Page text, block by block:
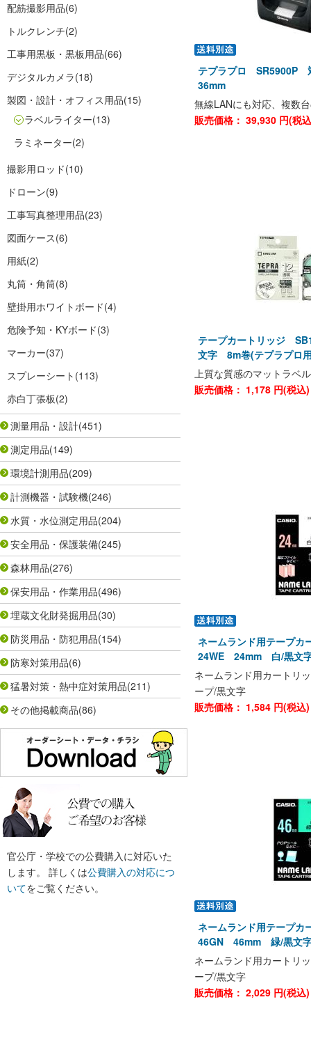
配筋撮影用品(6)
トルクレンチ(2)
工事用黒板・黒板用品(66)
デジタルカメラ(18)
製図・設計・オフィス用品(15)
ラベルライター(13)
ラミネーター(2)
撮影用ロッド(10)
ドローン(9)
工事写真整理用品(23)
図面ケース(6)
用紙(2)
丸筒・角筒(8)
壁掛用ホワイトボード(4)
危険予知・KYボード(3)
マーカー(37)
スプレーシート (113)
赤白丁張板(2)
測量用品・設計(451)
測定用品(149)
環境計測用品(209)
計測機器・試験機(246)
水質・水位測定用品(204)
安全用品・保護装備(245)
森林用品(276)
保安用品・作業用品(496)
埋蔵文化財発掘用品(30)
防災用品・防犯用品(154)
防寒対策用品(6)
猛暑対策・熱中症対策用品(211)
その他掲載商品(86)
官公庁・学校での公費購入に対応いた
します。 詳しくは公費購入の対応につ
いてをご覧ください。
テプラプロ SR5900P
36mm
無線LANにも対応、複数
販売価格： 39,930 円(税
テープカートリッジ
文字 8m巻(テプラプロ
上質な質感のマットラベル
販売価格： 1,178 円(税
ネームランド用テープ
24WE 24mm 白/黒
ネームランド用カート
ープ/黒文字
販売価格： 1,584 円(税
ネームランド用テープ
46GN 46mm 緑/黒
ネームランド用カート
ープ/黒文字
販売価格： 2,029 円(税